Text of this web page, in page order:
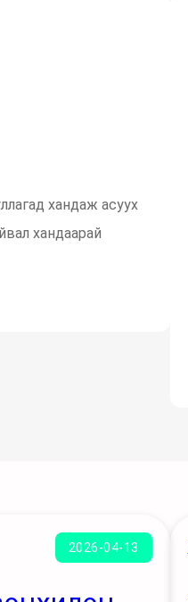
хандаж асуух
хандаарай
2026-04-13